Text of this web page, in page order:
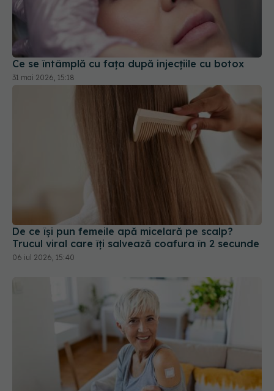
Ce se întâmplă cu fața după injecțiile cu botox
31 mai 2026, 15:18
De ce își pun femeile apă micelară pe scalp?
Trucul viral care îți salvează coafura în 2 secunde
06 iul 2026, 15:40